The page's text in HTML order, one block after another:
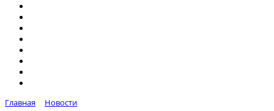
Главная
Новости